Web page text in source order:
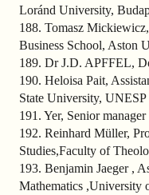
Loránd University,
188. Tomasz
Business School, Aston
189. Dr J.D. APFFEL,
190. Heloisa Pait,
State University, UNESP
191. Yer, Senior
192. Reinhard Müller,
Studies,Faculty of
193. Benjamin Jaeger ,
Mathematics ,University